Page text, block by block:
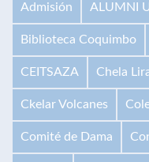
Admisión ALUMNI
Biblioteca Coquimbo
CEITSAZA Chela
Ckelar Volcanes
Comité de Dama